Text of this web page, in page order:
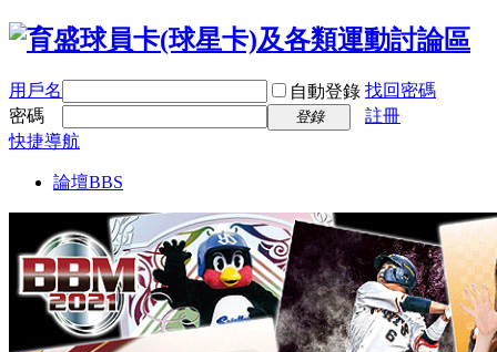
用戶名 自動登錄 找回密碼
密碼
登錄
註冊
快捷導航
論壇BBS